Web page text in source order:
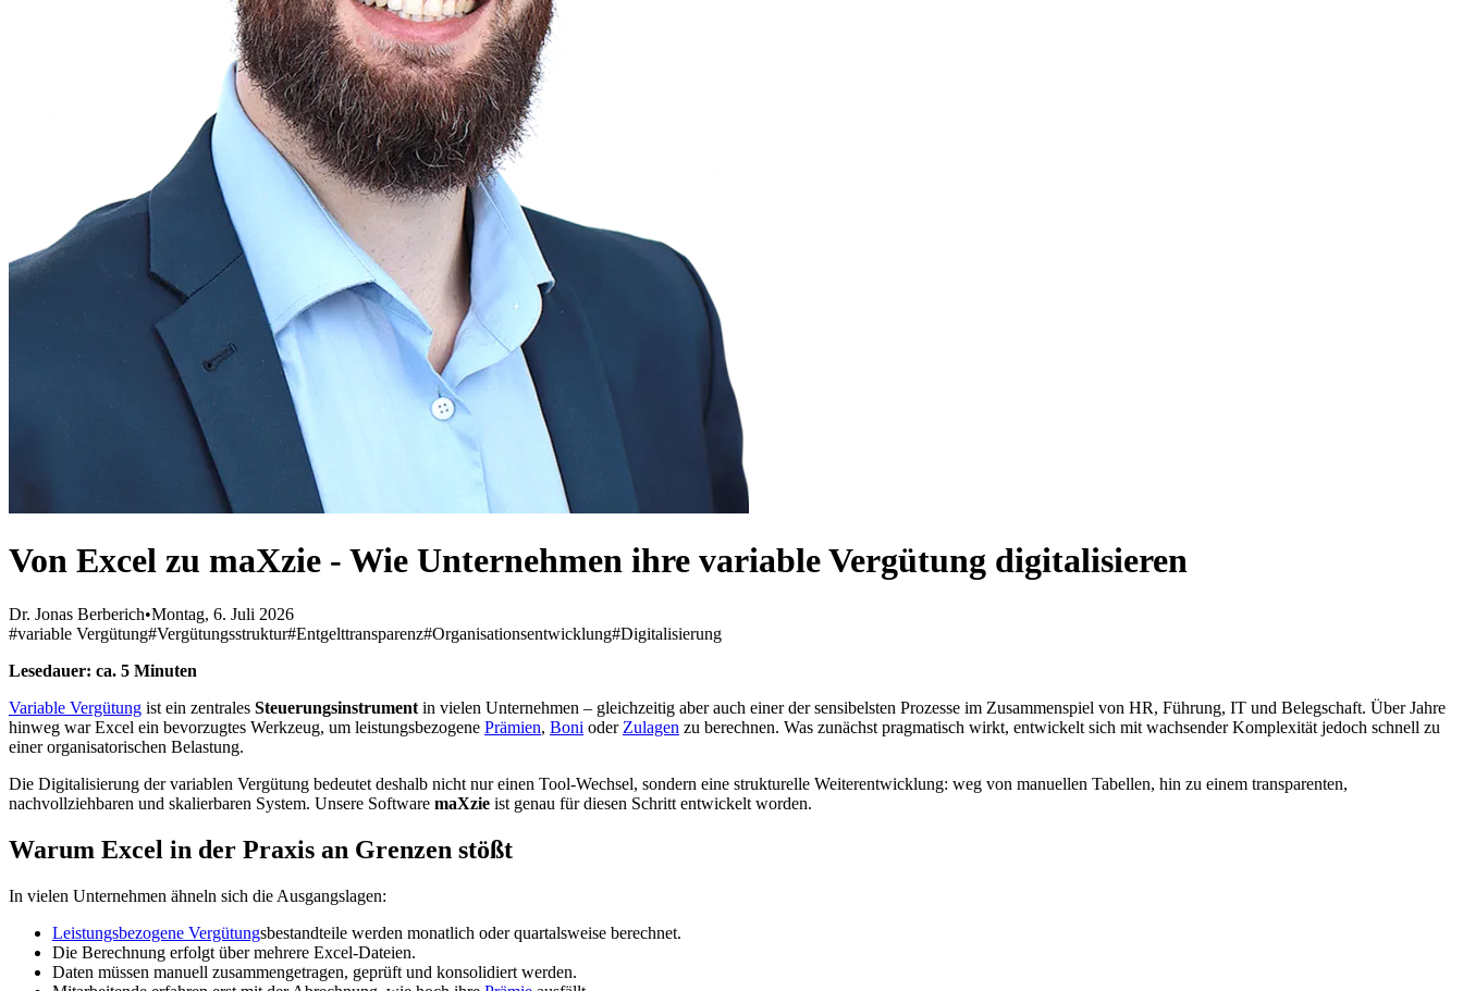
Von Excel zu maXzie - Wie Unternehmen ihre variable Vergütung digitalisieren
Dr. Jonas Berberich•Montag, 6. Juli 2026
#variable Vergütung#Vergütungsstruktur#Entgelttransparenz#Organisationsentwicklung#Digitalisierung
Lesedauer: ca. 5 Minuten
Variable Vergütung ist ein zentrales Steuerungsinstrument in vielen Unternehmen – gleichzeitig aber auch einer der sensibelsten Prozesse im Zusammenspiel von HR, Führung, IT und Belegschaft. Über Jahre
hinweg war Excel ein bevorzugtes Werkzeug, um leistungsbezogene Prämien, Boni oder Zulagen zu berechnen. Was zunächst pragmatisch wirkt, entwickelt sich mit wachsender Komplexität jedoch schnell zu
einer organisatorischen Belastung.
Die Digitalisierung der variablen Vergütung bedeutet deshalb nicht nur einen Tool-Wechsel, sondern eine strukturelle Weiterentwicklung: weg von manuellen Tabellen, hin zu einem transparenten,
nachvollziehbaren und skalierbaren System. Unsere Software maXzie ist genau für diesen Schritt entwickelt worden.
Warum Excel in der Praxis an Grenzen stößt
In vielen Unternehmen ähneln sich die Ausgangslagen:
Leistungsbezogene Vergütungsbestandteile werden monatlich oder quartalsweise berechnet.
Die Berechnung erfolgt über mehrere Excel-Dateien.
Daten müssen manuell zusammengetragen, geprüft und konsolidiert werden.